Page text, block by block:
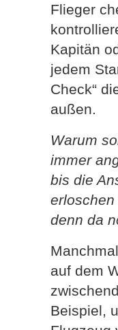
Flieger
Kapitän
jedem
Check“
außen.
Warum
immer
bis die
denn da
auf dem
Beispiel,